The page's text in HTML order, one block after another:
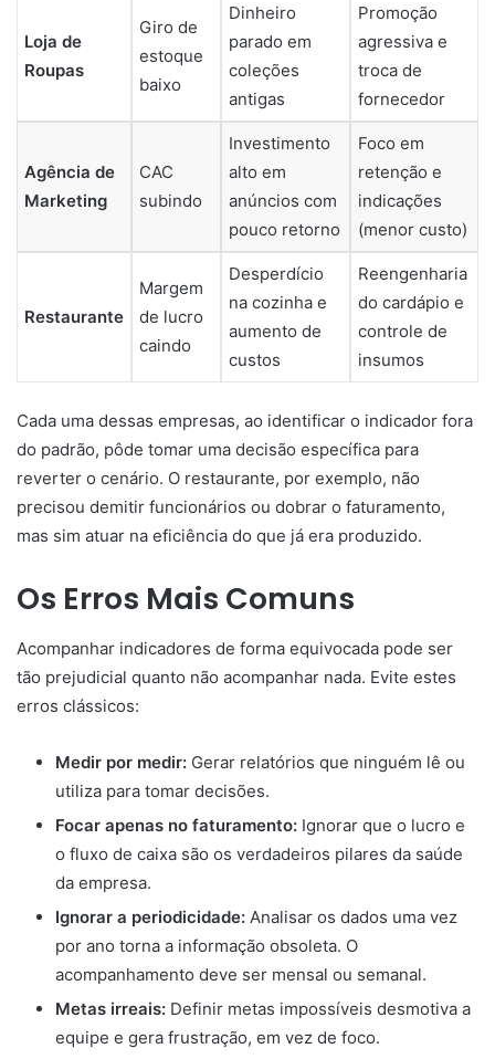
Loja de
Roupas
Giro de
estoque
baixo
Dinheiro
parado em
coleções
antigas
Promoção
agressiva e
troca de
fornecedor
Agência de
Marketing
CAC
subindo
Investimento
alto em
anúncios com
pouco retorno
Foco em
retenção e
indicações
(menor custo)
Restaurante
Margem
de lucro
caindo
Desperdício
na cozinha e
aumento de
custos
Reengenharia
do cardápio e
controle de
insumos
Cada uma dessas empresas, ao identificar o indicador fora
do padrão, pôde tomar uma decisão específica para
reverter o cenário. O restaurante, por exemplo, não
precisou demitir funcionários ou dobrar o faturamento,
mas sim atuar na eficiência do que já era produzido.
Os Erros Mais Comuns
Acompanhar indicadores de forma equivocada pode ser
tão prejudicial quanto não acompanhar nada. Evite estes
erros clássicos:
Medir por medir: Gerar relatórios que ninguém lê ou
utiliza para tomar decisões.
Focar apenas no faturamento: Ignorar que o lucro e
o fluxo de caixa são os verdadeiros pilares da saúde
da empresa.
Ignorar a periodicidade: Analisar os dados uma vez
por ano torna a informação obsoleta. O
acompanhamento deve ser mensal ou semanal.
Metas irreais: Definir metas impossíveis desmotiva a
equipe e gera frustração, em vez de foco.